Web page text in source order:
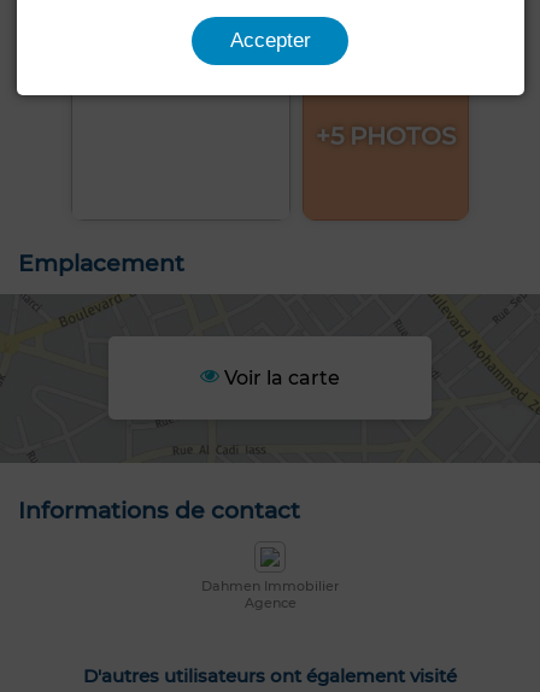
+5 PHOTOS
Emplacement
Voir la carte
Informations de contact
Dahmen Immobilier
Agence
D'autres utilisateurs ont également visité
Accepter